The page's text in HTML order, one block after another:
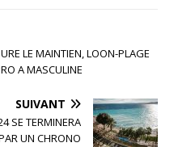
LE MAINTIEN, LOON-PLAGE
A MASCULINE
SUIVANT
SE TERMINERA
UN CHRONO